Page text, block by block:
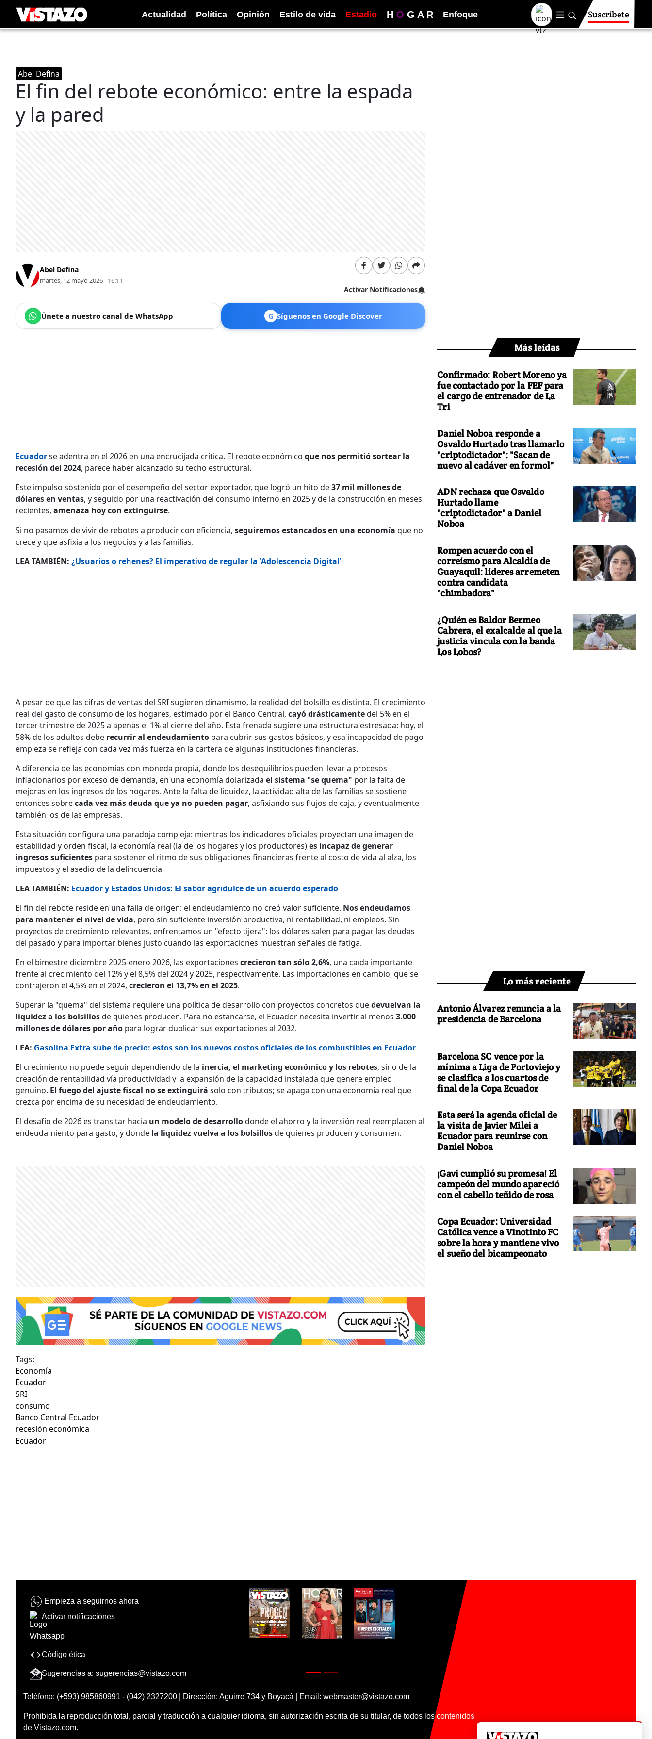
Actualidad Política Opinión Estilo de vida Estadio H O G A R Enfoque Suscríbete
Abel Defina
El fin del rebote económico: entre la espada
y la pared
Abel Defina
martes, 12 mayo 2026 - 16:11
Activar Notificaciones
Únete a nuestro canal de WhatsApp G Síguenos en Google Discover
Ecuadorse adentra en el 2026 en una encrucijada crítica. El rebote económico que nos permitió sortear la
recesión del 2024, parece haber alcanzado su techo estructural.
Este impulso sostenido por el desempeño del sector exportador, que logró un hito de37 mil millones de
dólares en ventas, y seguido por una reactivación del consumo interno en 2025 y de la construcción en meses
recientes, amenaza hoy con extinguirse.
Si no pasamos de vivir de rebotes a producir con eficiencia, seguiremos estancados en una economía que no
crece y que asfixia a los negocios y a las familias.
LEA TAMBIÉN: ¿Usuarios o rehenes? El imperativo de regular la 'Adolescencia Digital'
A pesar de que las cifras de ventas del SRI sugieren dinamismo, la realidad del bolsillo es distinta. El crecimiento
real del gasto de consumo de los hogares, estimado por el Banco Central, cayó drásticamentedel 5% en el
tercer trimestre de 2025 a apenas el 1% al cierre del año. Esta frenada sugiere una estructura estresada: hoy, el
58% de los adultos debe recurrir al endeudamiento para cubrir sus gastos básicos, y esa incapacidad de pago
empieza se refleja con cada vez más fuerza en la cartera de algunas instituciones financieras..
A diferencia de las economías con moneda propia, donde los desequilibrios pueden llevar a procesos
inflacionarios por exceso de demanda, en una economía dolarizada el sistema "se quema" por la falta de
mejoras en los ingresos de los hogares. Ante la falta de liquidez, la actividad alta de las familias se sostiene
entonces sobrecada vez más deuda que ya no pueden pagar, asfixiando sus flujos de caja, y eventualmente
también los de las empresas.
Esta situación configura una paradoja compleja: mientras los indicadores oficiales proyectan una imagen de
estabilidad y orden fiscal, la economía real (la de los hogares y los productores)es incapaz de generar
ingresos suficientes para sostener el ritmo de sus obligaciones financieras frente al costo de vida al alza, los
impuestos y el asedio de la delincuencia.
LEA TAMBIÉN: Ecuador y Estados Unidos: El sabor agridulce de un acuerdo esperado
El fin del rebote reside en una falla de origen: el endeudamiento no creó valor suficiente. Nos endeudamos
para mantener el nivel de vida, pero sin suficiente inversión productiva, ni rentabilidad, ni empleos. Sin
proyectos de crecimiento relevantes, enfrentamos un "efecto tijera": los dólares salen para pagar las deudas
del pasado y para importar bienes justo cuando las exportaciones muestran señales de fatiga.
En el bimestre diciembre 2025-enero 2026, las exportaciones crecieron tan sólo2,6%, una caída importante
frente al crecimiento del 12% y el 8,5% del 2024 y 2025, respectivamente. Las importaciones en cambio, que se
contrajeron el 4,5% en el 2024, crecieron el 13,7% en el 2025.
Superar la "quema" del sistema requiere una política de desarrollo con proyectos concretos quedevuelvan la
liquidez a los bolsillosde quienes producen. Para no estancarse, el Ecuador necesita invertir al menos 3.000
millones de dólares por año para lograr duplicar sus exportaciones al 2032.
LEA: Gasolina Extra sube de precio: estos son los nuevos costos oficiales de los combustibles en Ecuador
El crecimiento no puede seguir dependiendo de la inercia, el marketing económico y los rebotes, sino de la
creación de rentabilidad vía productividad y la expansión de la capacidad instalada que genere empleo
genuino. El fuego del ajuste fiscal no se extinguirá solo con tributos; se apaga con una economía real que
crezca por encima de su necesidad de endeudamiento.
El desafío de 2026 es transitar hacia un modelo de desarrollodonde el ahorro y la inversión real reemplacen al
endeudamiento para gasto, y donde la liquidez vuelva a los bolsillosde quienes producen y consumen.
Tags:
Economía
Ecuador
SRI
consumo
Banco Central Ecuador
recesión económica
Ecuador
Más leídas
Confirmado: Robert Moreno ya
fue contactado por la FEF para
el cargo de entrenador de La
Tri
Daniel Noboa responde a
Osvaldo Hurtado tras llamarlo
"criptodictador": "Sacan de
nuevo al cadáver en formol"
ADN rechaza que Osvaldo
Hurtado llame
"criptodictador" a Daniel
Noboa
Rompen acuerdo con el
correísmo para Alcaldía de
Guayaquil: líderes arremeten
contra candidata
"chimbadora"
¿Quién es Baldor Bermeo
Cabrera, el exalcalde al que la
justicia vincula con la banda
Los Lobos?
Lo más reciente
Antonio Álvarez renuncia a la
presidencia de Barcelona
Barcelona SC vence por la
mínima a Liga de Portoviejo y
se clasifica a los cuartos de
final de la Copa Ecuador
Esta será la agenda oficial de
la visita de Javier Milei a
Ecuador para reunirse con
Daniel Noboa
¡Gavi cumplió su promesa! El
campeón del mundo apareció
con el cabello teñido de rosa
Copa Ecuador: Universidad
Católica vence a Vinotinto FC
sobre la hora y mantiene vivo
el sueño del bicampeonato
Empieza a seguirnos ahora
Activar notificaciones
Código ética
Sugerencias a: sugerencias@vistazo.com
Teléfono: (+593) 985860991 - (042) 2327200 | Dirección: Aguirre 734 y Boyacá | Email: webmaster@vistazo.com
Prohibida la reproducción total, parcial y traducción a cualquier idioma, sin autorización escrita de su titular, de todos los contenidos
de Vistazo.com.